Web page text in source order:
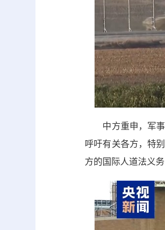
中方重申，军事
呼吁有关各方，特
方的国际人道法义